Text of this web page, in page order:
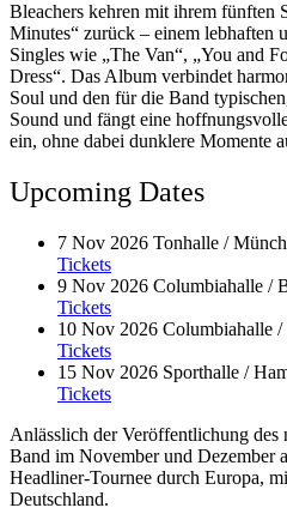
Bleachers kehren mit ihrem fünften
Minutes“ zurück – einem lebhaften
Singles wie „The Van“, „You and
Dress“. Das Album verbindet
Soul und den für die Band
Sound und fängt eine
ein, ohne dabei dunklere Momente
Upcoming Dates
7 Nov 2026 Tonhalle /
Tickets
9 Nov 2026 Columbiahalle /
Tickets
10 Nov 2026 Columbiahalle
Tickets
15 Nov 2026 Sporthalle /
Tickets
Anlässlich der Veröffentlichung des
Band im November und Dezember
Headliner-Tournee durch Europa,
Deutschland.